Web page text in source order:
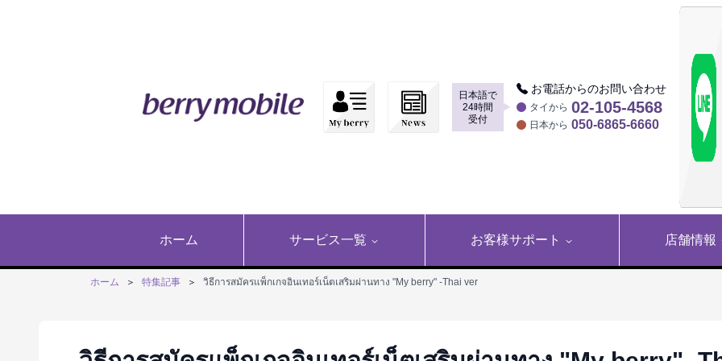
日本語で
24時間
受付
▶
お電話からのお問い合わせ
タイから 02-105-4568
日本から 050-6865-6660
ホーム サービス一覧 お客様サポート 店舗情報
ホーム ＞ 特集記事 ＞ วิธีการสมัครแพ็กเกจอินเทอร์เน็ตเสริมผ่านทาง "My berry" -Thai ver